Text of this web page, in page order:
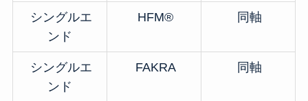
シングルエ
ンド
HFM® 同軸
シングルエ
ンド
FAKRA 同軸